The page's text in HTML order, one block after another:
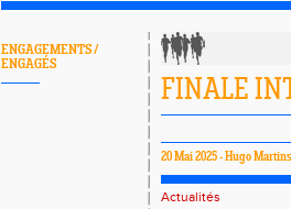
ENGAGEMENTS /
ENGAGÉS
FINALE
20 Mai 2025 - Hugo Martins
Actualités